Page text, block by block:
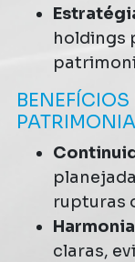
holdings
rupturas
claras,